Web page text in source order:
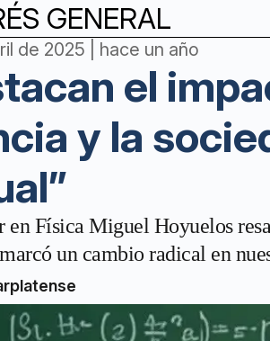
GENERAL
de 2025 | hace un año
el
y la
en Física Miguel Hoyuelos
un cambio radical en